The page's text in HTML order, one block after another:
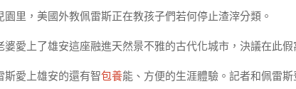
園里，美國外教佩雷斯正在教孩子們若何停止渣滓分類。
婆愛上了雄安這座融進天然景不雅的古代化城市，決議在此假
斯愛上雄安的還有智包養能、方便的生涯體驗。記者和佩雷